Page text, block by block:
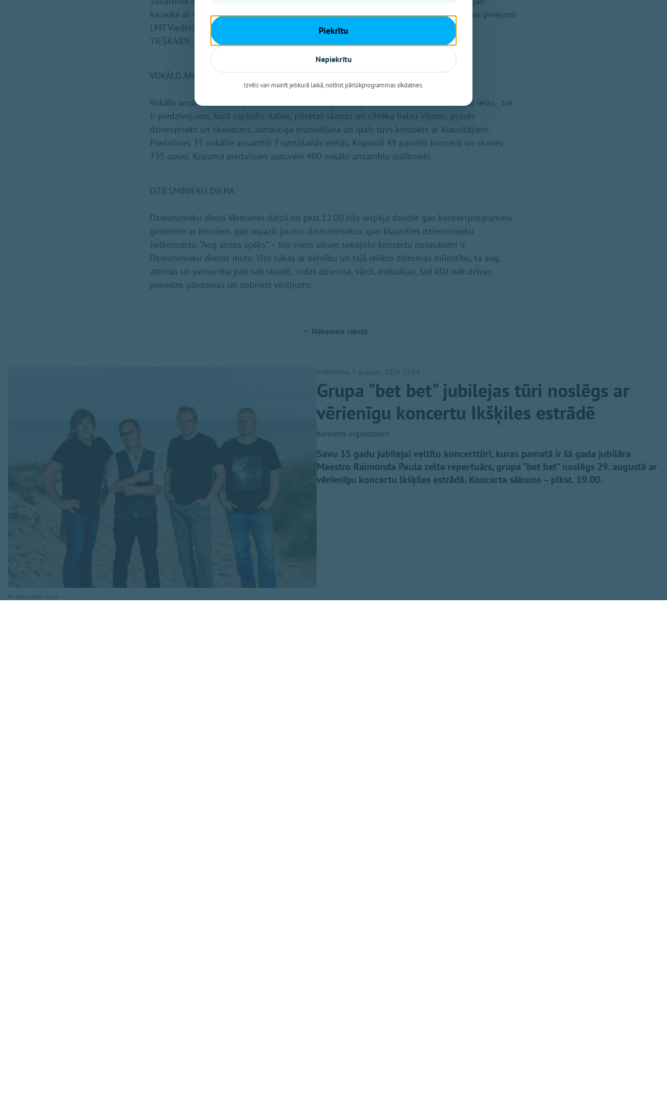
karaoke ar tautasdziesmu vārdiem, gan Sadziedāšanās nakts grāmata, kas bez maksas pieejami
LMT Viedtelevīzija.
TIEŠRAIDE: LTV1, LSM.lv
VOKĀLO ANSAMBĻU SADZIEDĀŠANĀS
Vokālo ansambļu dziedājumi no plkst.10.00 Rīgas zaļajā sirdī Esplanādē un Vecrīgas ielās - tas
ir piedzīvojums, kurā saplūdīs dabas, pilsētas skaņas un cilvēka balsu vijums, pulsēs
dzīvesprieks un skaistums, aizrautīga muzicēšana un īpaši tuvs kontakts ar klausītājiem.
Piedalīsies 35 vokālie ansambļi 7 uzstāšanās vietās. Kopumā 49 paralēli koncerti un skanēs
735 opusi. Kopumā piedalīsies aptuveni 400 vokālo ansambļu dalībnieki.
DZIESMINIEKU DIENA
Dziesminieku dienā Vērmanes dārzā no pkst.12.00 būs iespēja dzirdēt gan koncertprogrammu
ģimenēm ar bērniem, gan iepazīt jaunos dziesminiekus, gan klausīties dziesminieku
lielkoncertu. “Aug asnos spēks” – trīs viens otram sekojošu koncertu nosaukumi ir
Dziesminieku dienas moto. Viss sākas ar bērnību un tajā ielikto dziesmas mīlestību, tā aug,
attīstās un personība pati sāk skanēt, rodas dziesma, vārdi, melodijas, tad klāt nāk dzīves
pieredze, pārdomas un nobriest vēstījums.
Nākamais raksts
Publicitātes foto
Piektdiena, 7. augusts, 2026 13:54
Grupa "bet bet" jubilejas tūri noslēgs ar
vērienīgu koncertu Ikšķiles estrādē
Koncerta organizatori
Savu 35 gadu jubilejai veltīto koncerttūri, kuras pamatā ir šā gada jubilāra
Maestro Raimonda Paula zelta repertuārs, grupa “bet bet” noslēgs 29. augustā ar
vērienīgu koncertu Ikšķiles estrādē. Koncerta sākums – plkst. 19.00.
Piekrītu
Nepiekrītu
Izvēli vari mainīt jebkurā laikā, notīrot pārlūkprogrammas sīkdatnes.